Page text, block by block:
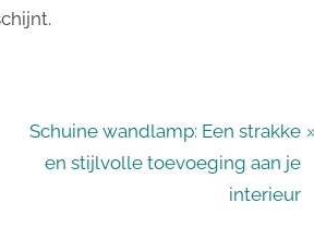
N
Schuine wandlamp: Een strakke
en stijlvolle toevoeging aan je
interieur